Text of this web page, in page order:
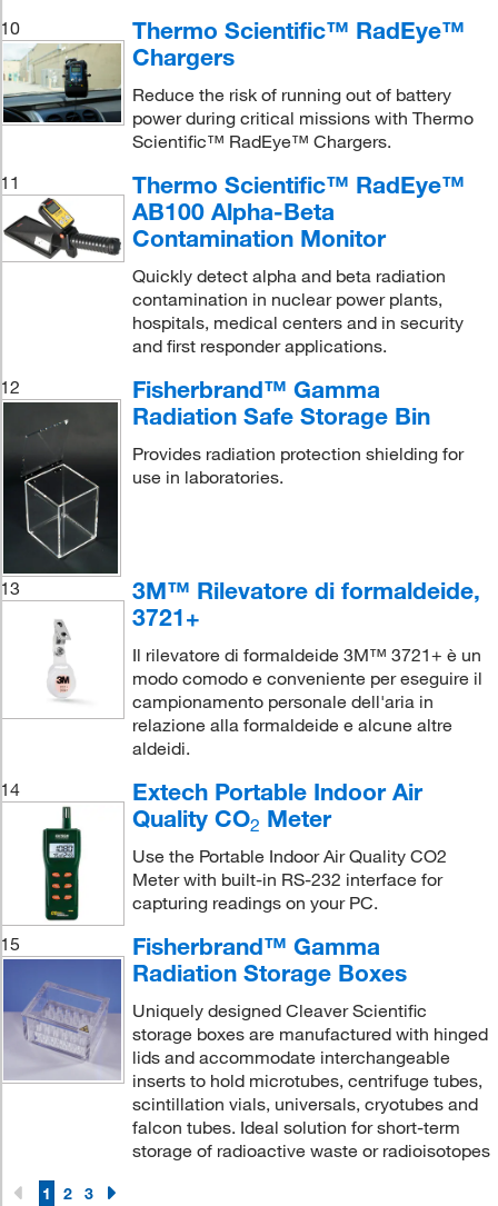
10
Thermo Scientific™ RadEye™
Chargers
Reduce the risk of running out of battery
power during critical missions with Thermo
Scientific™ RadEye™ Chargers.
11
Thermo Scientific™ RadEye™
AB100 Alpha-Beta
Contamination Monitor
Quickly detect alpha and beta radiation
contamination in nuclear power plants,
hospitals, medical centers and in security
and first responder applications.
12
Fisherbrand™ Gamma
Radiation Safe Storage Bin
Provides radiation protection shielding for
use in laboratories.
13
3M™ Rilevatore di formaldeide,
3721+
Il rilevatore di formaldeide 3M™ 3721+ è un
modo comodo e conveniente per eseguire il
campionamento personale dell'aria in
relazione alla formaldeide e alcune altre
aldeidi.
14
Extech Portable Indoor Air
Quality CO2 Meter
Use the Portable Indoor Air Quality CO2
Meter with built-in RS-232 interface for
capturing readings on your PC.
15
Fisherbrand™ Gamma
Radiation Storage Boxes
Uniquely designed Cleaver Scientific
storage boxes are manufactured with hinged
lids and accommodate interchangeable
inserts to hold microtubes, centrifuge tubes,
scintillation vials, universals, cryotubes and
falcon tubes. Ideal solution for short-term
storage of radioactive waste or radioisotopes
1 2 3